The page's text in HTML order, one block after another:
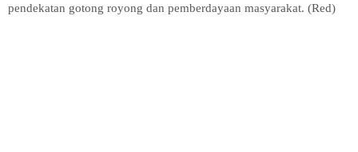
pendekatan gotong royong dan pemberdayaan masyarakat. (Red)